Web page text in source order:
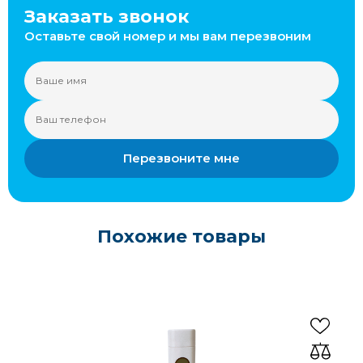
Заказать звонок
Оставьте свой номер и мы вам перезвоним
Перезвоните мне
Похожие товары